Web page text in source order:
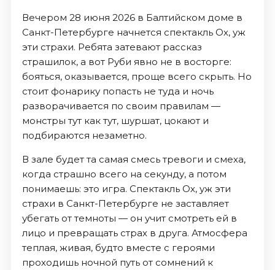
Вечером 28 июня 2026 в Балтийском доме в
Санкт-Петербурге начнется спектакль Ох, уж
эти страхи. Ребята затевают рассказ
страшилок, а вот Руби явно не в восторге:
бояться, оказывается, проще всего скрыть. Но
стоит фонарику попасть не туда и ночь
разворачивается по своим правилам —
монстры тут как тут, шуршат, цокают и
подбираются незаметно.
В зале будет та самая смесь тревоги и смеха,
когда страшно всего на секунду, а потом
понимаешь: это игра. Спектакль Ох, уж эти
страхи в Санкт-Петербурге не заставляет
убегать от темноты — он учит смотреть ей в
лицо и превращать страх в друга. Атмосфера
теплая, живая, будто вместе с героями
проходишь ночной путь от сомнений к